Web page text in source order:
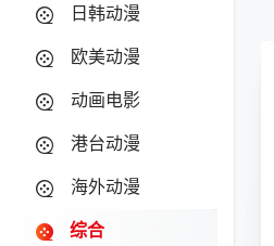
日韩动漫
欧美动漫
动画电影
港台动漫
海外动漫
综合